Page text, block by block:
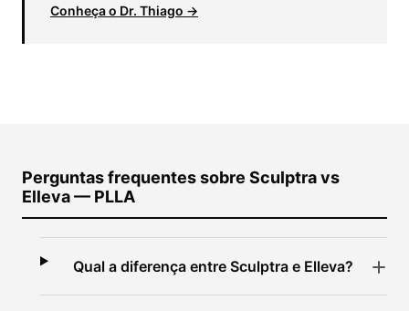
Conheça o Dr. Thiago →
Perguntas frequentes sobre Sculptra vs
Elleva — PLLA
Qual a diferença entre Sculptra e Elleva?